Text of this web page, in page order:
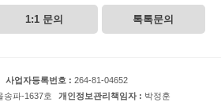
1:1 문의 톡톡문의
사업자등록번호 : 264-81-04652
송파-1637호 개인정보관리책임자 : 박정훈